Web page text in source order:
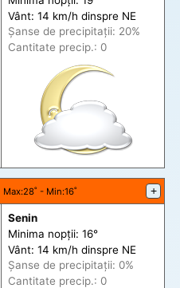
Vânt: 14 km/h dinspre NE
Șanse de precipitații: 20%
Cantitate precip.: 0
Max:28˚ - Min:16˚ +
Senin
Minima nopții: 16°
Vânt: 14 km/h dinspre NE
Șanse de precipitații: 0%
Cantitate precip.: 0